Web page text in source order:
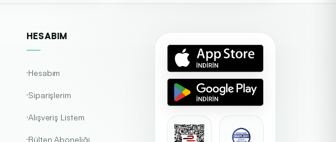
HESABIM
Hesabım
Siparişlerim
Alışveriş Listem
Bülten Aboneliği